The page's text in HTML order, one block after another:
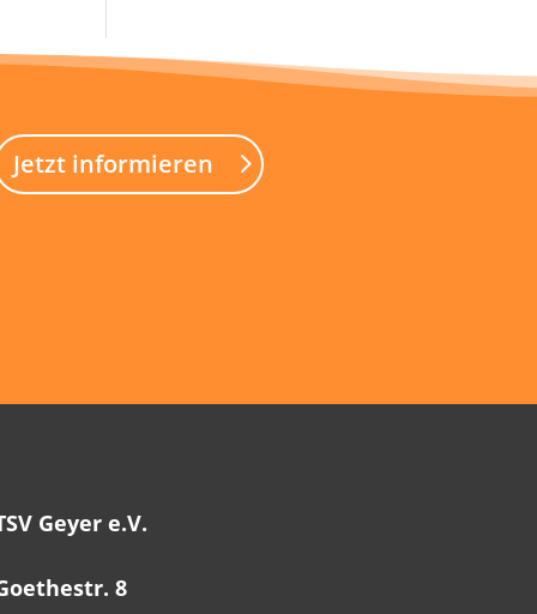
Jetzt informieren
Geyer e.V.
8